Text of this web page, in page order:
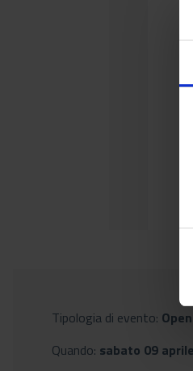
Tipologia di evento:
Quando: sabato 09